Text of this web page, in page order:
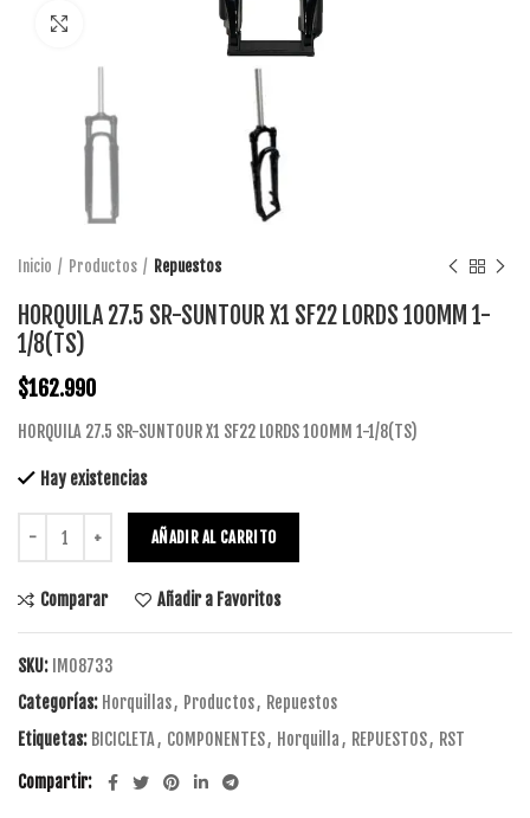
Inicio Productos Repuestos
HORQUILA 27.5 SR-SUNTOUR X1 SF22 LORDS 100MM 1-
1/8(TS)
$162.990
HORQUILA 27.5 SR-SUNTOUR X1 SF22 LORDS 100MM 1-1/8(TS)
Hay existencias
AÑADIR AL CARRITO
Comparar Añadir a Favoritos
SKU: IM08733
Categorías: Horquillas, Productos, Repuestos
Etiquetas: BICICLETA, COMPONENTES, Horquilla, REPUESTOS, RST
Compartir